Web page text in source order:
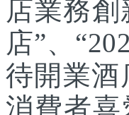
店業務
店”、
待開業酒
消費者